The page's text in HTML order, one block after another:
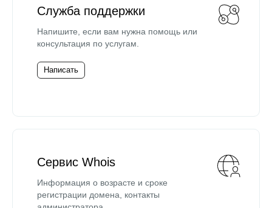
Служба поддержки
Напишите, если вам нужна помощь или
консультация по услугам.
Написать
Сервис Whois
Информация о возрасте и сроке
регистрации домена, контакты